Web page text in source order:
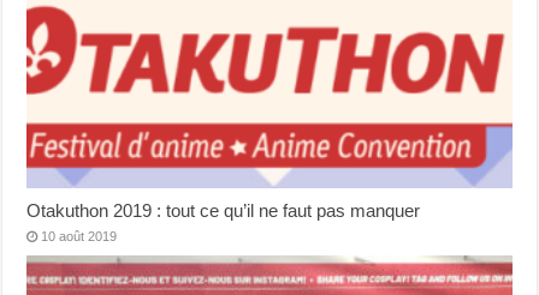
Otakuthon 2019 : tout ce qu’il ne faut pas manquer
10 août 2019